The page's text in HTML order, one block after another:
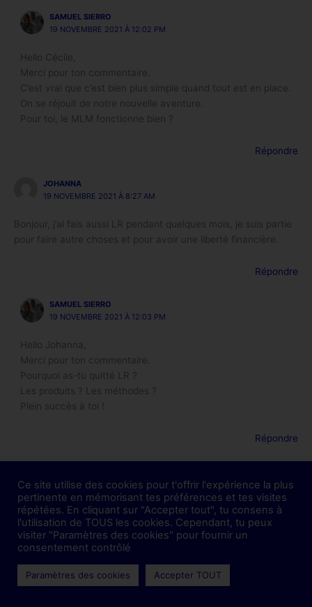
SAMUEL SIERRO
19 NOVEMBRE 2021 À 12:02 PM
Hello Cécile,
Merci pour ton commentaire.
C’est vrai que c’est bien plus simple quand tout est en place.
On se réjouit de notre nouvelle aventure.
Pour toi, le MLM fonctionne bien ?
Répondre
JOHANNA
19 NOVEMBRE 2021 À 8:27 AM
Bonjour, j’ai fais aussi LR pendant quelques mois, je suis partie
pour faire autre choses et pour avoir une liberté financière.
Répondre
SAMUEL SIERRO
19 NOVEMBRE 2021 À 12:03 PM
Hello Johanna,
Merci pour ton commentaire.
Pourquoi as-tu quitté LR ?
Les produits ? Les méthodes ?
Plein succès à toi !
Répondre
19 NOVEMBRE 2021 À 8:43 AM
Je comprends pourquoi vous avez quitté votre ancien Mlm,
c’est le même cas pour moi, j’ai changé pour la même société
que vous et chez les Ninjas ont avance très vite et surtout ont
Ce site utilise des cookies pour t'offrir l'expérience la plus
pertinente en mémorisant tes préférences et tes visites
répétées. En cliquant sur "Accepter tout", tu consens à
l'utilisation de TOUS les cookies. Cependant, tu peux
visiter "Paramètres des cookies" pour fournir un
consentement contrôlé
Paramètres des cookies Accepter TOUT